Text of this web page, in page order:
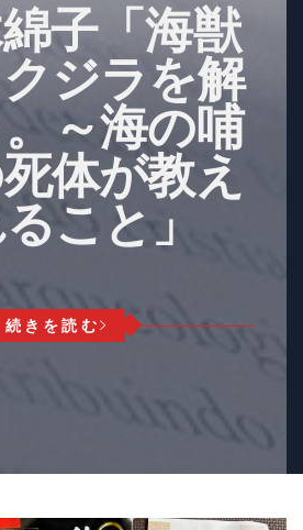
子「海獣
ジラを解
～海の哺
体が教え
こと」
続きを読む